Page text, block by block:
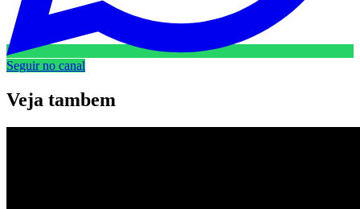
Seguir no canal
Veja tambem